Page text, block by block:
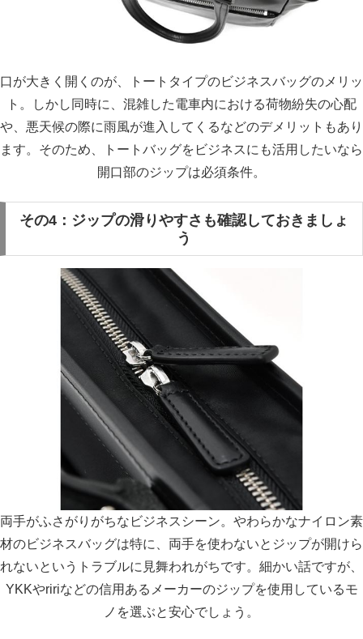
口が大きく開くのが、トートタイプのビジネスバッグのメリッ
ト。しかし同時に、混雑した電車内における荷物紛失の心配
や、悪天候の際に雨風が進入してくるなどのデメリットもあり
ます。そのため、トートバッグをビジネスにも活用したいなら
開口部のジップは必須条件。
その4：ジップの滑りやすさも確認しておきましょ
う
両手がふさがりがちなビジネスシーン。やわらかなナイロン素
材のビジネスバッグは特に、両手を使わないとジップが開けら
れないというトラブルに見舞われがちです。細かい話ですが、
YKKやririなどの信用あるメーカーのジップを使用しているモ
ノを選ぶと安心でしょう。